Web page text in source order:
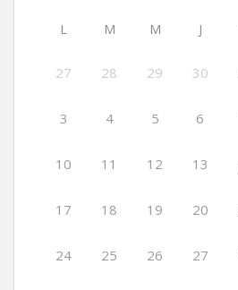
L M M J
27 28 29 30
3 4 5 6
10 11 12 13
17 18 19 20
24 25 26 27